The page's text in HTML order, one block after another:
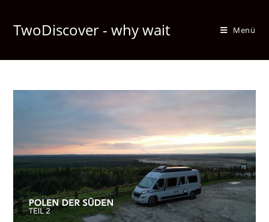
TwoDiscover - why wait Menü